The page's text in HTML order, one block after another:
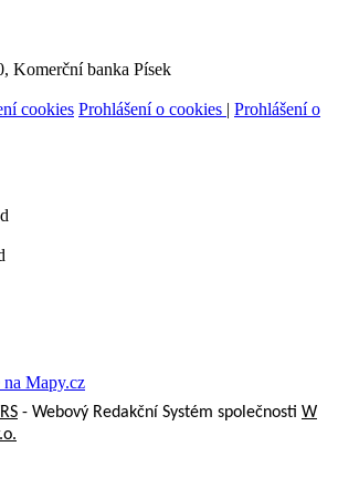
Komerční banka Písek
cookies Prohlášení o cookies | Prohlášení o
- Webový Redakční Systém společnosti W